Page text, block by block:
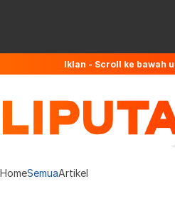
Iklan - Scroll ke bawah
HomeSemuaArtikel